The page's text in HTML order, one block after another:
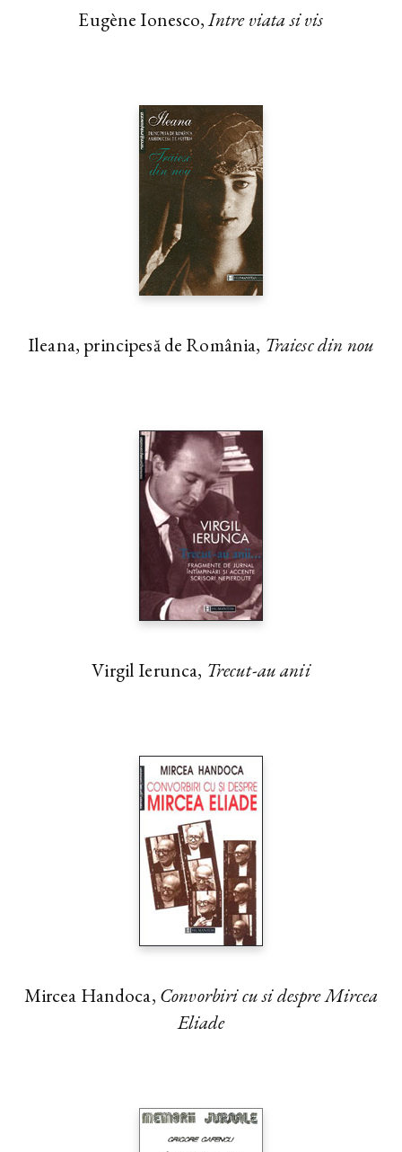
Eugène Ionesco,Intre viata si vis
Ileana, principesă de România, Traiesc din nou
Virgil Ierunca, Trecut-au anii
Mircea Handoca, Convorbiri cu si despre Mircea
Eliade